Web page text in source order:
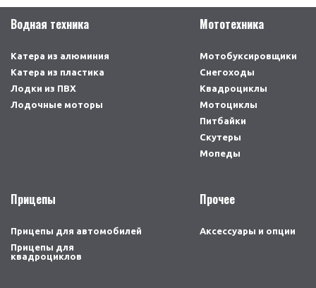
Дейвуд 381 (S)
Диаметр хода поршня (мм) 72x61
2,08:1 (27/13)
50:1
Тип двигателя Карбюратор
Система подъёма
Водная техника
Катера из алюминия
Катера из пластика
Лодки из ПВХ
Лодочные моторы
Мототехника
Мотобуксировщики
Снегоходы
Квадроциклы
Мотоциклы
Питбайки
Скутеры
Мопеды
Прицепы
Прицепы для автомобилей
Прицепы для
квадроциклов
Прочее
Аксессуары и опции